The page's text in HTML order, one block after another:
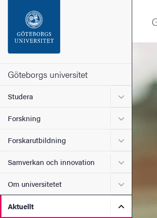
Sidfoten
Om webbplatsen
Göteborgs universitet
Studera
Forskning
Forskarutbildning
Samverkan och innovation
Om universitetet
Aktuellt